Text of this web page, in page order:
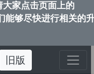
家点击页面上的
能够尽快进行相关的
旧版